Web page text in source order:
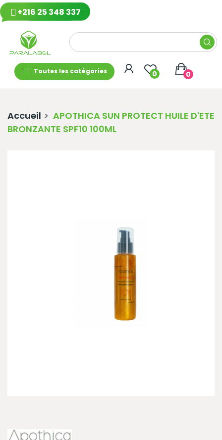
+216 25 348 337
Toutes les catégories 0 0
Accueil
APOTHICA SUN PROTECT HUILE D'ETE
BRONZANTE SPF10 100ML